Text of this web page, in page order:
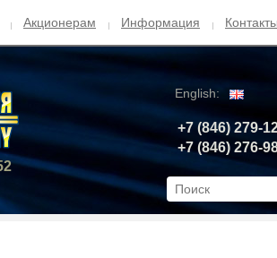
Акционерам Информация Контакты
English:
+7 (846) 279-
+7 (846) 276-